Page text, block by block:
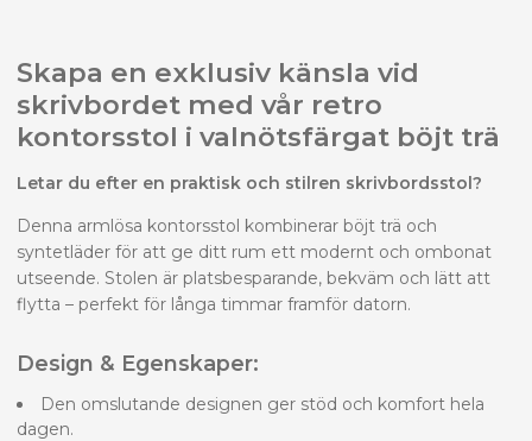
Skapa en exklusiv känsla vid
skrivbordet med vår retro
kontorsstol i valnötsfärgat böjt trä
Letar du efter en praktisk och stilren skrivbordsstol?
Denna armlösa kontorsstol kombinerar böjt trä och
syntetläder för att ge ditt rum ett modernt och ombonat
utseende. Stolen är platsbesparande, bekväm och lätt att
flytta – perfekt för långa timmar framför datorn.
Design & Egenskaper:
Den omslutande designen ger stöd och komfort hela
dagen.